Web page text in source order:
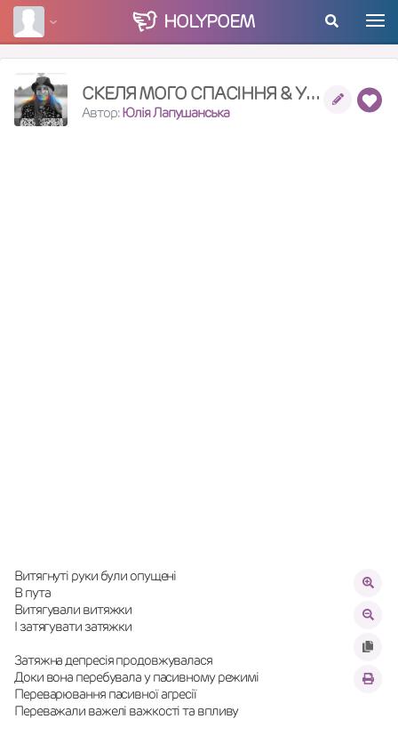
HOLYPOEM
СКЕЛЯ МОГО СПАСІННЯ & УПОВАННЯ ВІЧНОЇ СЛАВИ: МІЙ БОГ
Автор:Юлія Лапушанська
Витягнуті руки були опущені
В пута
Витягували витяжки
І затягувати затяжки
Затяжна депресія продовжувалася
Доки вона перебувала у пасивному режимі
Переварювання пасивної агресії
Переважали важелі важкості та впливу